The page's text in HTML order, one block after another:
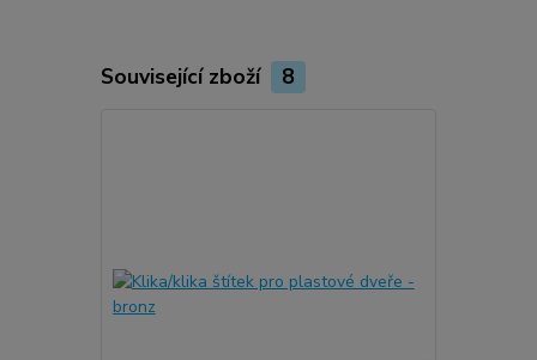
Související zboží 8